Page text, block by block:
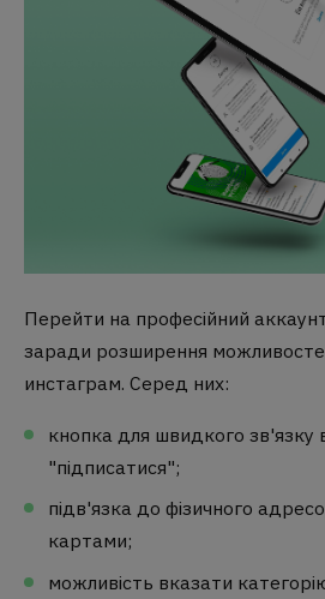
Перейти на професійний
заради розширення
инстаграм. Серед них:
кнопка для швидкого зв'язку
"підписатися";
підв'язка до фізичного
картами;
можливість вказати